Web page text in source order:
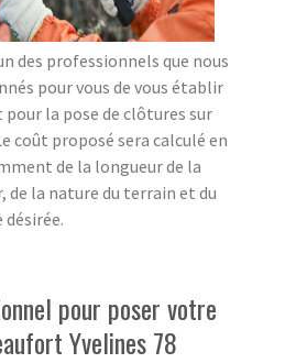
des professionnels que nous
pour vous de vous établir
la pose de clôtures sur
coût proposé sera calculé en
de la longueur de la
de la nature du terrain et du
pour poser votre
Yvelines 78